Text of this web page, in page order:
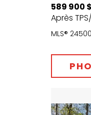
589 900 $
Après
MLS®